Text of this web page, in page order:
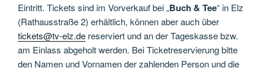
Eintritt. Tickets sind im Vorverkauf bei „Buch & Tee“ in Elz
(Rathausstraße 2) erhältlich, können aber auch über
tickets@tv-elz.de reserviert und an der Tageskasse bzw.
am Einlass abgeholt werden. Bei Ticketreservierung bitte
den Namen und Vornamen der zahlenden Person und die